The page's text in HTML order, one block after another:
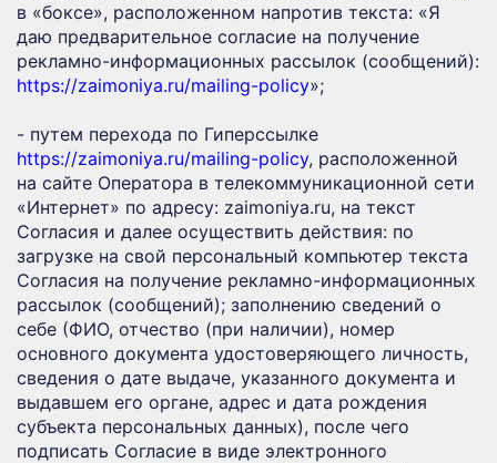
в «боксе», расположенном напротив текста: «Я
даю предварительное согласие на получение
рекламно-информационных рассылок (сообщений):
https://zaimoniya.ru/mailing-policy»;
- путем перехода по Гиперссылке
https://zaimoniya.ru/mailing-policy, расположенной
на сайте Оператора в телекоммуникационной сети
«Интернет» по адресу: zaimoniya.ru, на текст
Согласия и далее осуществить действия: по
загрузке на свой персональный компьютер текста
Согласия на получение рекламно-информационных
рассылок (сообщений); заполнению сведений о
себе (ФИО, отчество (при наличии), номер
основного документа удостоверяющего личность,
сведения о дате выдаче, указанного документа и
выдавшем его органе, адрес и дата рождения
субъекта персональных данных), после чего
подписать Согласие в виде электронного